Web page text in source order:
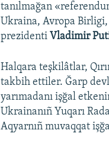
tanılmağan
Ukraina, Avropa
prezidenti Vladimir
Halqara teşkilâtlar,
takbih ettiler. Ğarp
yarımadanı işğal
Ukrainanıñ Yuqarı
Aqyarnıñ muvaqqat